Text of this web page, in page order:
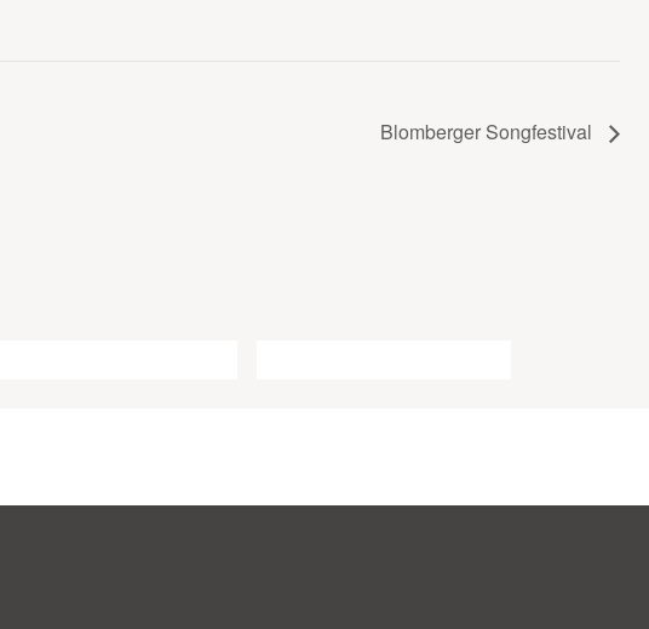
Blomberger Songfestival